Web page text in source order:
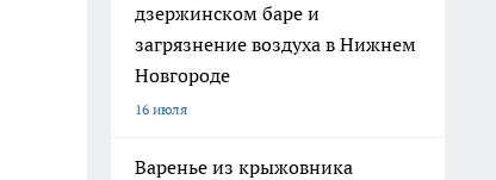
дзержинском баре и
загрязнение воздуха в Нижнем
Новгороде
16 июля
Варенье из крыжовника